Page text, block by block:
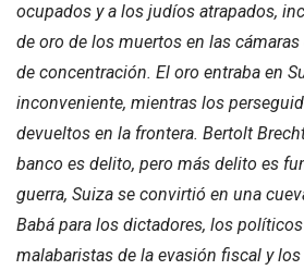
ocupados y a los judíos atrapados,
de oro de los muertos en las
de concentración. El oro entraba en
inconveniente, mientras los
devueltos en la frontera. Bertolt
banco es delito, pero más delito es
guerra, Suiza se convirtió en una
Babá para los dictadores, los
malabaristas de la evasión fiscal y